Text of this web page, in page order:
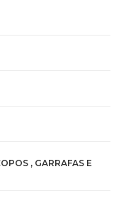
, GARRAFAS E